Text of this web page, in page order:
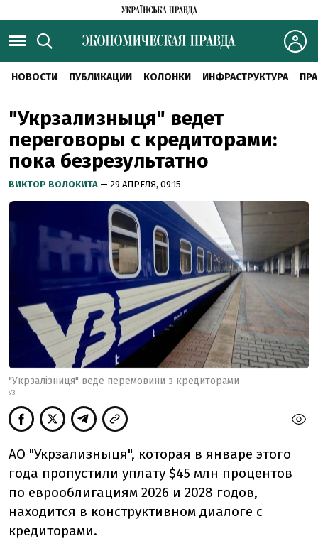
НОВОСТИ ПУБЛИКАЦИИ КОЛОНКИ ИНФРАСТРУКТУРА
"Укрзализныця" ведет
переговоры с кредиторами:
пока безрезультатно
ВИКТОР ВОЛОКИТА — 29 АПРЕЛЯ, 09:15
"Укрзалізниця" веде перемовини з кредиторами
УЗ
АО "Укрзализныця", которая в январе этого
года пропустили уплату $45 млн процентов
по еврооблигациям 2026 и 2028 годов,
находится в конструктивном диалоге с
кредиторами.